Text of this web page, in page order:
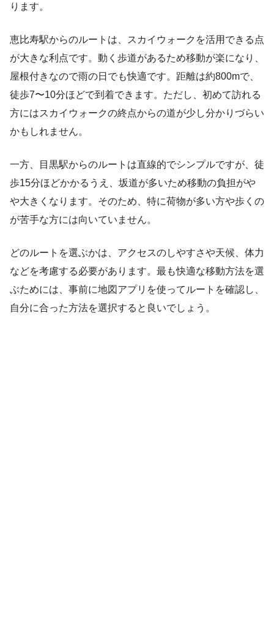
ります。
恵比寿駅からのルートは、スカイウォークを活用できる点
が大きな利点です。動く歩道があるため移動が楽になり、
屋根付きなので雨の日でも快適です。距離は約800mで、
徒歩7〜10分ほどで到着できます。ただし、初めて訪れる
方にはスカイウォークの終点からの道が少し分かりづらい
かもしれません。
一方、目黒駅からのルートは直線的でシンプルですが、徒
歩15分ほどかかるうえ、坂道が多いため移動の負担がや
や大きくなります。そのため、特に荷物が多い方や歩くの
が苦手な方には向いていません。
どのルートを選ぶかは、アクセスのしやすさや天候、体力
などを考慮する必要があります。最も快適な移動方法を選
ぶためには、事前に地図アプリを使ってルートを確認し、
自分に合った方法を選択すると良いでしょう。